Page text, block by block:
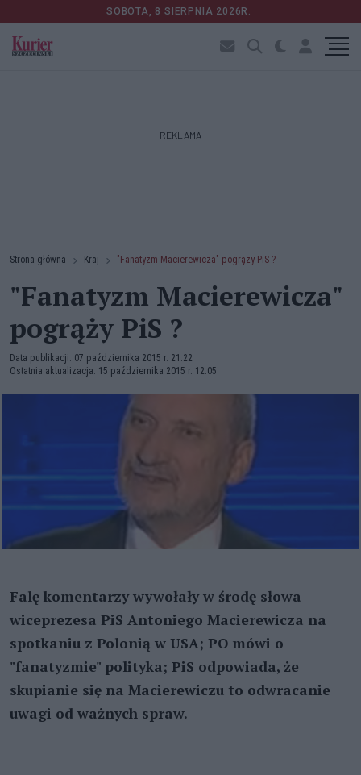
SOBOTA, 8 SIERPNIA 2026R.
REKLAMA
Strona główna Kraj "Fanatyzm Macierewicza" pogrąży PiS ?
"Fanatyzm Macierewicza"
pogrąży PiS ?
Data publikacji: 07 października 2015 r. 21:22
Ostatnia aktualizacja: 15 października 2015 r. 12:05
Falę komentarzy wywołały w środę słowa
wiceprezesa PiS Antoniego Macierewicza na
spotkaniu z Polonią w USA; PO mówi o
"fanatyzmie" polityka; PiS odpowiada, że
skupianie się na Macierewiczu to odwracanie
uwagi od ważnych spraw.